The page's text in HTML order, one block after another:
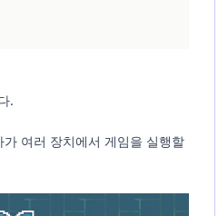
.
여러 장치에서 게임을 실행할